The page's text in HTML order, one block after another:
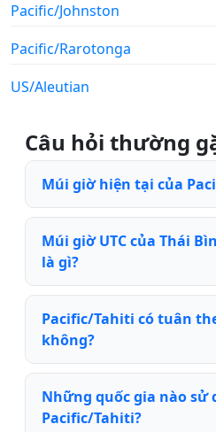
Pacific/Johnston
Pacific/Rarotonga
US/Aleutian
Câu hỏi thường
Múi giờ hiện tại của
Múi giờ UTC của Thái
là gì?
Pacific/Tahiti có tuân
không?
Những quốc gia nào sử
Pacific/Tahiti?